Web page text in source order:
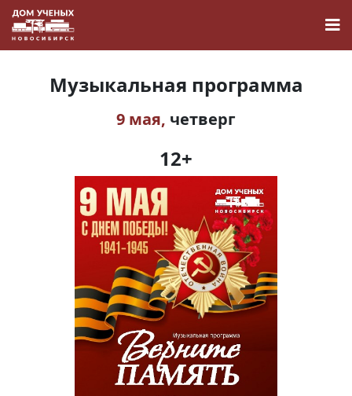
Наука
О Доме учёных
Виртуальный тур
Контакты
Вакансии
Музыкальная программа
9 мая, четверг
12+